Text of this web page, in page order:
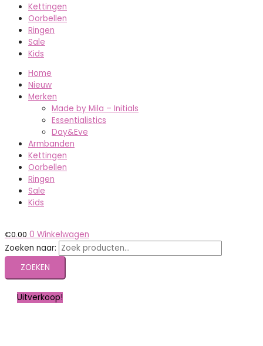
Kettingen
Oorbellen
Ringen
Sale
Kids
Home
Nieuw
Merken
Made by Mila – Initials
Essentialistics
Day&Eve
Armbanden
Kettingen
Oorbellen
Ringen
Sale
Kids
€0.00 0 Winkelwagen
Zoeken naar:
ZOEKEN
Uitverkoop!